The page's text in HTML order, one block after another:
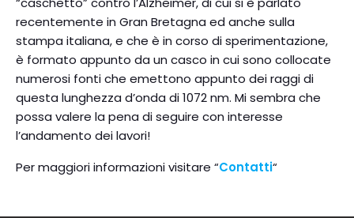
recentemente in Gran Bretagna ed anche sulla
stampa italiana, e che è in corso di sperimentazione,
è formato appunto da un casco in cui sono collocate
numerosi fonti che emettono appunto dei raggi di
questa lunghezza d’onda di 1072 nm. Mi sembra che
possa valere la pena di seguire con interesse
l’andamento dei lavori!
Per maggiori informazioni visitare “Contatti“